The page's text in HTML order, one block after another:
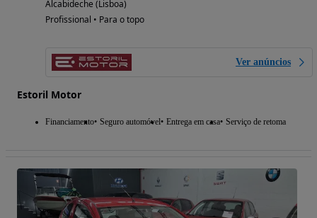
Alcabideche (Lisboa)
Profissional • Para o topo
Ver anúncios
Estoril Motor
Financiamento Seguro automóvel Entrega em casa Serviço de retoma